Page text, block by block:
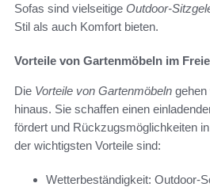
Sofas sind vielseitige Outdoor-
Stil als auch Komfort bieten.
Vorteile von Gartenmöbeln im
Die Vorteile von Gartenmöbeln gehen
hinaus. Sie schaffen einen
fördert und Rückzugsmöglichkeiten
der wichtigsten Vorteile sind:
Wetterbeständigkeit: Outdoor-